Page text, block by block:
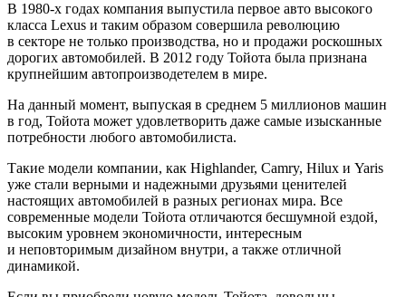
В 1980-х годах компания выпустила первое авто высокого
класса Lexus и таким образом совершила революцию
в секторе не только производства, но и продажи роскошных
дорогих автомобилей. В 2012 году Тойота была признана
крупнейшим автопроизводетелем в мире.
На данный момент, выпуская в среднем 5 миллионов машин
в год, Тойота может удовлетворить даже самые изысканные
потребности любого автомобилиста.
Такие модели компании, как Highlander, Camry, Hilux и Yaris
уже стали верными и надежными друзьями ценителей
настоящих автомобилей в разных регионах мира. Все
современные модели Тойота отличаются бесшумной ездой,
высоким уровнем экономичности, интересным
и неповторимым дизайном внутри, а также отличной
динамикой.